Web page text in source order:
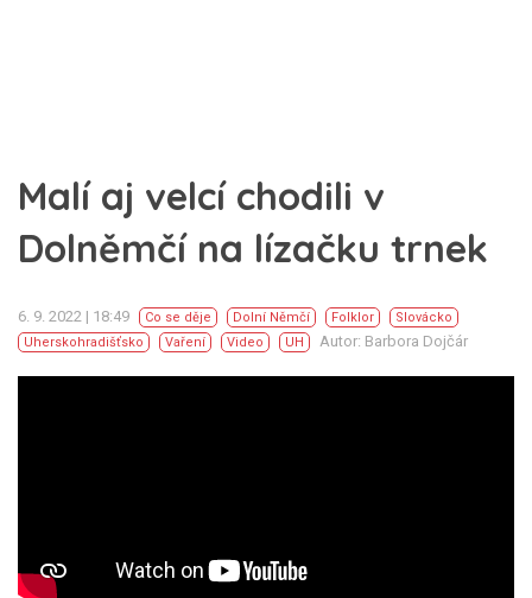
Malí aj velcí chodili v
Dolněmčí na lízačku trnek
6. 9. 2022 | 18:49 Co se děje Dolní Němčí Folklor
Slovácko
Uherskohradišťsko
Vaření Video UH Autor: Barbora Dojčár